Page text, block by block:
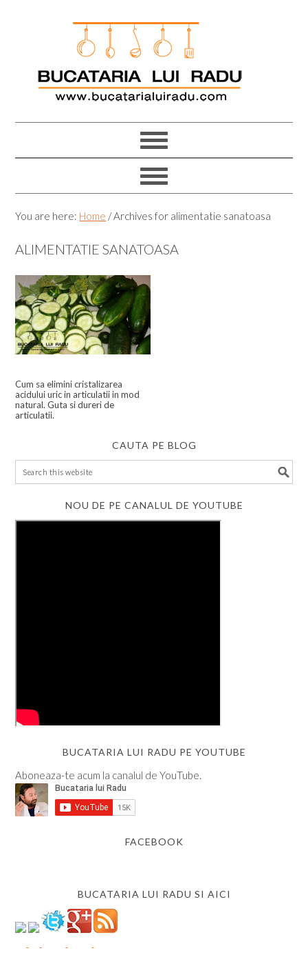
You are here: Home /Archives for alimentatie sanatoasa
ALIMENTATIE SANATOASA
Cum sa elimini cristalizarea
acidului uric in articulatii in mod
natural. Guta si dureri de
articulatii.
CAUTA PE BLOG
NOU DE PE CANALUL DE YOUTUBE
BUCATARIA LUI RADU PE YOUTUBE
Aboneaza-te acum la canalul de YouTube.
FACEBOOK
BUCATARIA LUI RADU SI AICI